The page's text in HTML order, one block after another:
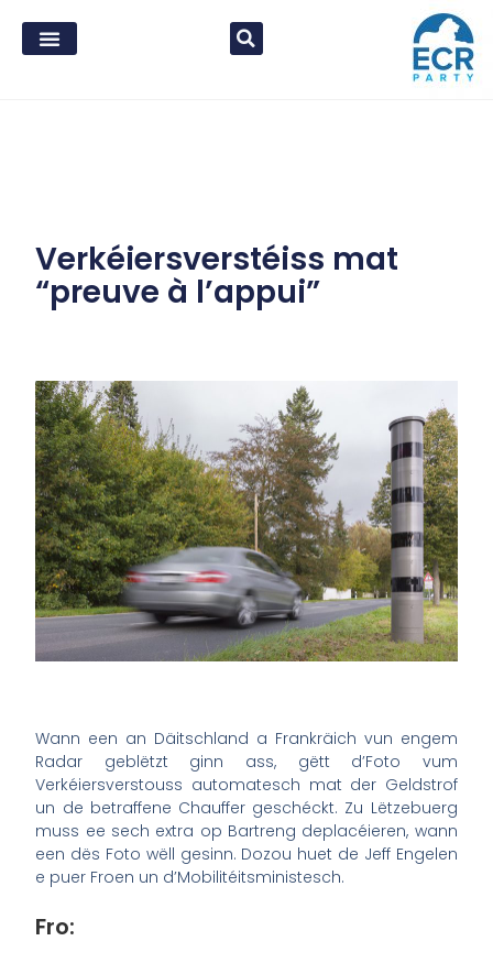
Verkéiersverstéiss mat
“preuve à l’appui”
Wann een an Däitschland a Frankräich vun engem
Radar geblëtzt ginn ass, gëtt d’Foto vum
Verkéiersverstouss automatesch mat der Geldstrof
un de betraffene Chauffer geschéckt. Zu Lëtzebuerg
muss ee sech extra op Bartreng deplacéieren, wann
een dës Foto wëll gesinn. Dozou huet de Jeff Engelen
e puer Froen un d’Mobilitéitsministesch.
Fro: